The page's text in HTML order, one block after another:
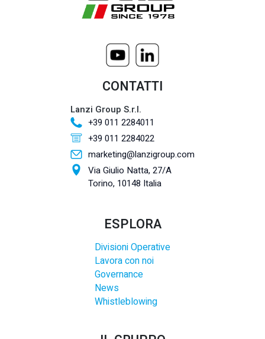
CONTATTI
Lanzi Group S.r.l.
+39 011 2284011
+39 011 2284022
marketing@lanzigroup.com
Via Giulio Natta, 27/A
Torino, 10148 Italia
ESPLORA
Divisioni Operative
Lavora con noi
Governance
News
Whistleblowing